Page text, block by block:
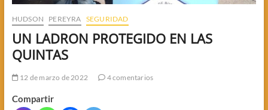
HUDSON PEREYRA SEGURIDAD
UN LADRON PROTEGIDO EN LAS
QUINTAS
12 de marzo de 2022 4 comentarios
Compartir